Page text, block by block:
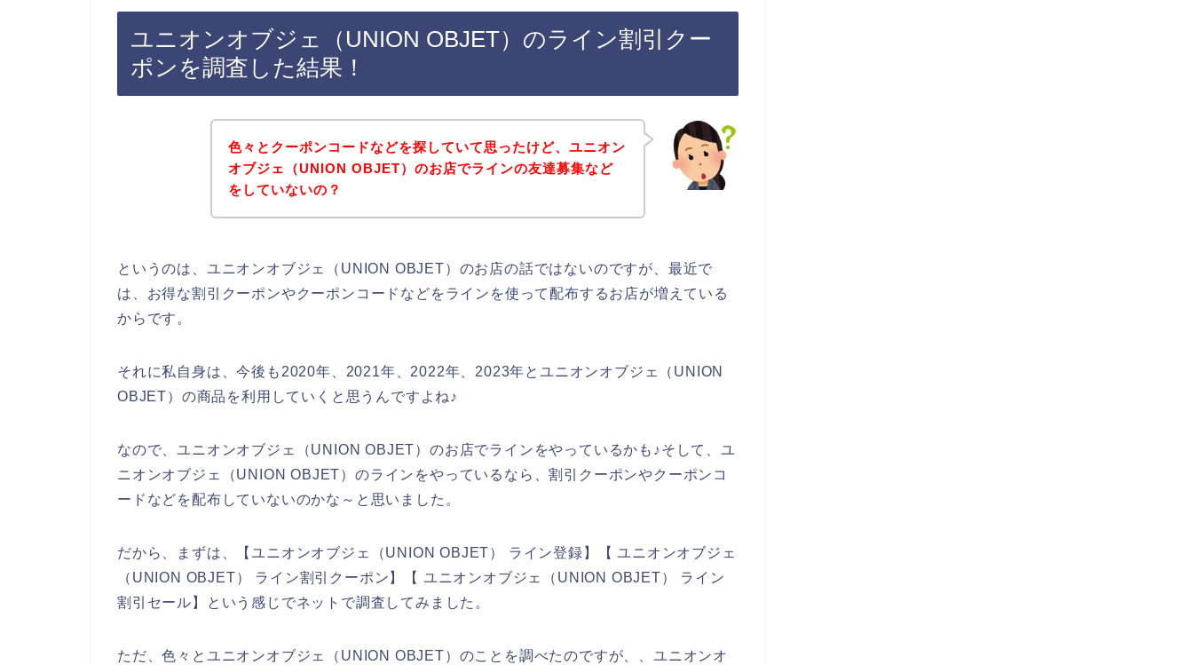
ユニオンオブジェ（UNION OBJET）のライン割引クー
ポンを調査した結果！
色々とクーポンコードなどを探していて思ったけど、ユニオン
オブジェ（UNION OBJET）のお店でラインの友達募集など
をしていないの？
というのは、ユニオンオブジェ（UNION OBJET）のお店の話ではないのですが、最近で
は、お得な割引クーポンやクーポンコードなどをラインを使って配布するお店が増えている
からです。
それに私自身は、今後も2020年、2021年、2022年、2023年とユニオンオブジェ（UNION
OBJET）の商品を利用していくと思うんですよね♪
なので、ユニオンオブジェ（UNION OBJET）のお店でラインをやっているかも♪そして、ユ
ニオンオブジェ（UNION OBJET）のラインをやっているなら、割引クーポンやクーポンコ
ードなどを配布していないのかな～と思いました。
だから、まずは、【ユニオンオブジェ（UNION OBJET） ライン登録】【 ユニオンオブジェ
（UNION OBJET） ライン割引クーポン】【 ユニオンオブジェ（UNION OBJET） ライン
割引セール】という感じでネットで調査してみました。
ただ、色々とユニオンオブジェ（UNION OBJET）のことを調べたのですが、、ユニオンオ